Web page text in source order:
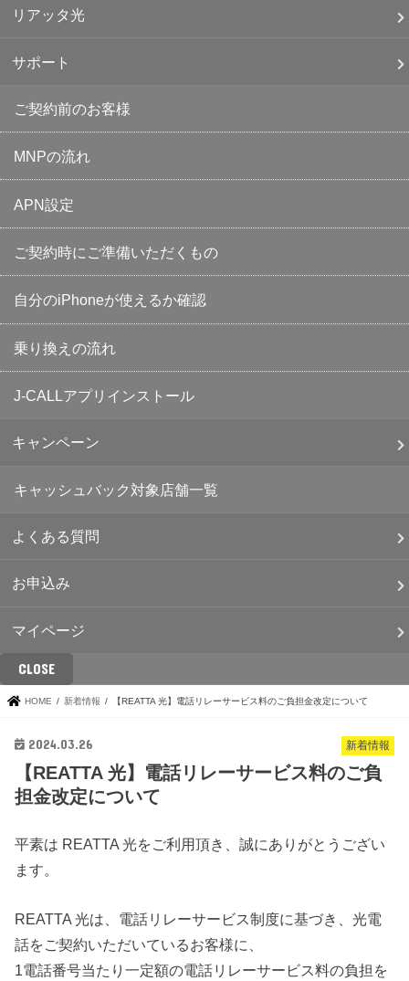
リアッタ光
サポート
ご契約前のお客様
MNPの流れ
APN設定
ご契約時にご準備いただくもの
自分のiPhoneが使えるか確認
乗り換えの流れ
J-CALLアプリインストール
キャンペーン
キャッシュバック対象店舗一覧
よくある質問
お申込み
マイページ
CLOSE
HOME 新着情報 【REATTA 光】電話リレーサービス料のご負担金改定について
新着情報
2024.03.26
【REATTA 光】電話リレーサービス料のご負
担金改定について
平素は REATTA 光をご利用頂き、誠にありがとうござい
ます。
REATTA 光は、電話リレーサービス制度に基づき、光電
話をご契約いただいているお客様に、
1電話番号当たり一定額の電話リレーサービス料の負担を